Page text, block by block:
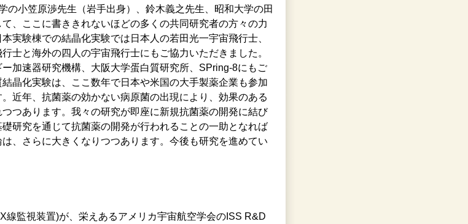
の小笠原渉先生（岩手出身）、鈴木義之先生、昭和大学の田
、ここに書ききれないほどの多くの共同研究者の方々の力
実験棟での結晶化実験では日本人の若田光一宇宙飛行士、
士と海外の四人の宇宙飛行士にもご協力いただきました。
加速器研究機構、大阪大学蛋白質研究所、SPring-8にもご
晶化実験は、ここ数年で日本や米国の大手製薬企業も参加
近年、抗菌薬の効かない病原菌の出現により、効果のある
つあります。我々の研究が即座に新規抗菌薬の開発に結び
研究を通じて抗菌薬の開発が行われることの一助となれば
、さらに大きくなりつつあります。今後も研究を進めてい
線監視装置)が、栄えあるアメリカ宇宙航空学会のISS R&D